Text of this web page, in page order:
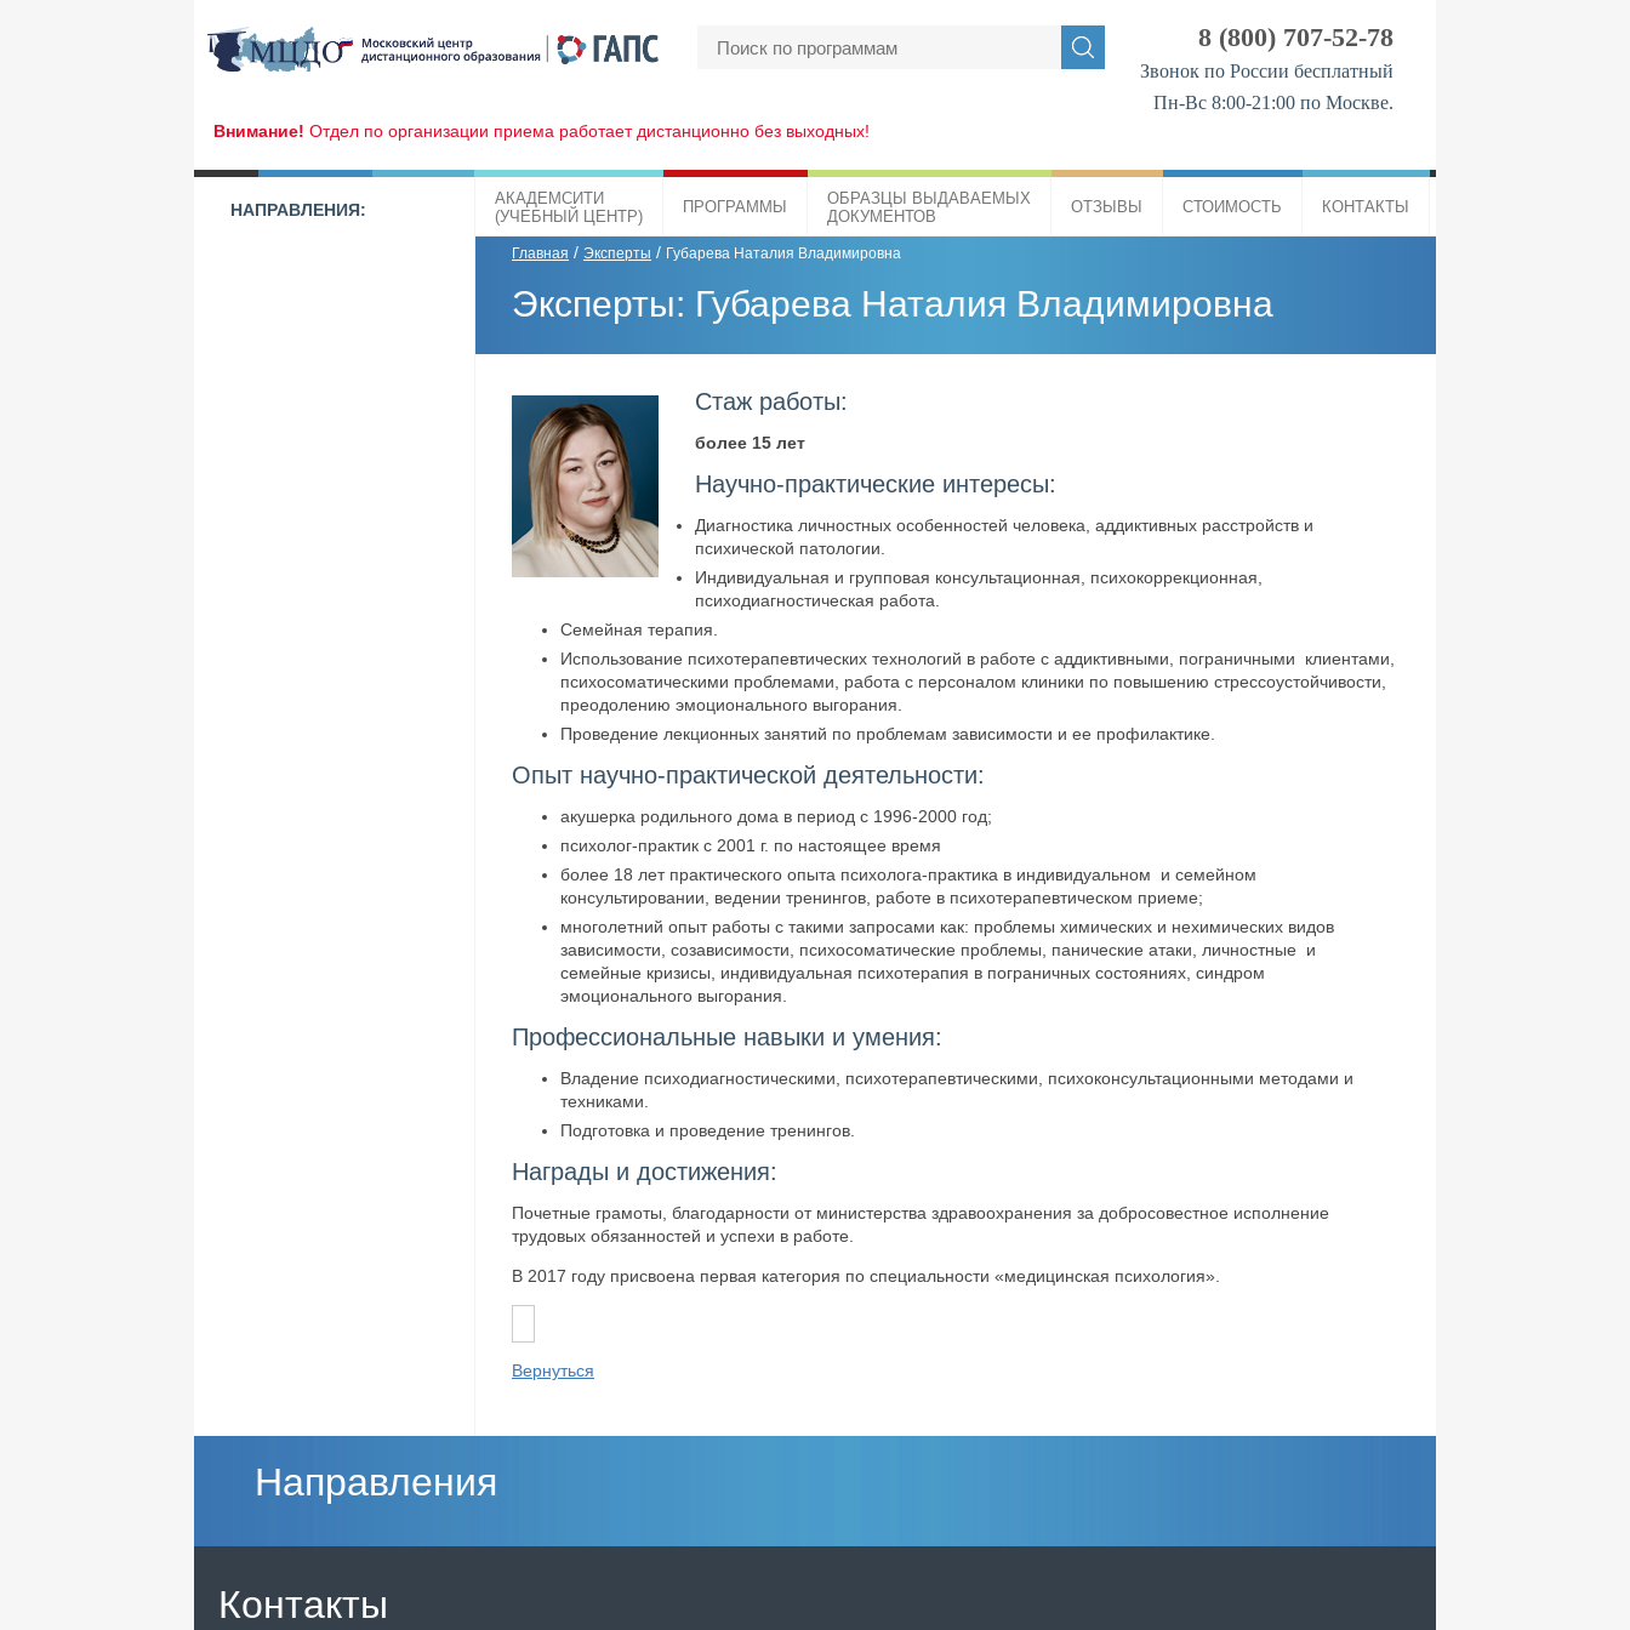
8 (800) 707-52-78
Звонок по России бесплатный
Пн-Вс 8:00-21:00 по Москве.
Внимание! Отдел по организации приема работает дистанционно без выходных!
НАПРАВЛЕНИЯ:
АКАДЕМСИТИ
(УЧЕБНЫЙ ЦЕНТР)
ПРОГРАММЫ
ОБРАЗЦЫ ВЫДАВАЕМЫХ
ДОКУМЕНТОВ
ОТЗЫВЫ СТОИМОСТЬ КОНТАКТЫ
Главная / Эксперты / Губарева Наталия Владимировна
Эксперты: Губарева Наталия Владимировна
Стаж работы:
более 15 лет
Научно-практические интересы:
Диагностика личностных особенностей человека, аддиктивных расстройств и
психической патологии.
Индивидуальная и групповая консультационная, психокоррекционная,
психодиагностическая работа.
Семейная терапия.
Использование психотерапевтических технологий в работе с аддиктивными, пограничными клиентами,
психосоматическими проблемами, работа с персоналом клиники по повышению стрессоустойчивости,
преодолению эмоционального выгорания.
Проведение лекционных занятий по проблемам зависимости и ее профилактике.
Опыт научно-практической деятельности:
акушерка родильного дома в период с 1996-2000 год;
психолог-практик с 2001 г. по настоящее время
более 18 лет практического опыта психолога-практика в индивидуальном и семейном
консультировании, ведении тренингов, работе в психотерапевтическом приеме;
многолетний опыт работы с такими запросами как: проблемы химических и нехимических видов
зависимости, созависимости, психосоматические проблемы, панические атаки, личностные и
семейные кризисы, индивидуальная психотерапия в пограничных состояниях, синдром
эмоционального выгорания.
Профессиональные навыки и умения:
Владение психодиагностическими, психотерапевтическими, психоконсультационными методами и
техниками.
Подготовка и проведение тренингов.
Награды и достижения:
Почетные грамоты, благодарности от министерства здравоохранения за добросовестное исполнение
трудовых обязанностей и успехи в работе.
В 2017 году присвоена первая категория по специальности «медицинская психология».
Вернуться
Направления
Контакты